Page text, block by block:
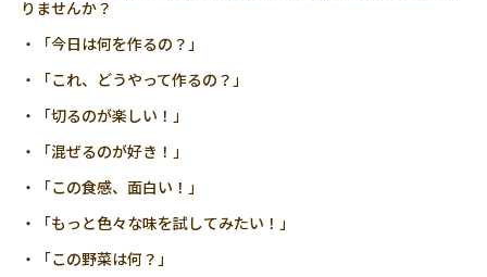
りませんか？
・「今日は何を作るの？」
・「これ、どうやって作るの？」
・「切るのが楽しい！」
・「混ぜるのが好き！」
・「この食感、面白い！」
・「もっと色々な味を試してみたい！」
・「この野菜は何？」